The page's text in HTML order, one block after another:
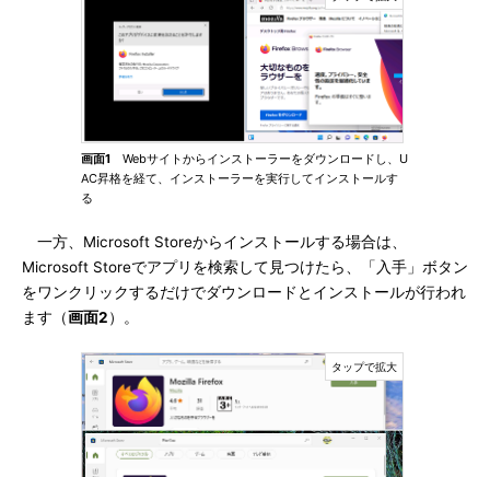
画面1 Webサイトからインストーラーをダウンロードし、U
AC昇格を経て、インストーラーを実行してインストールす
る
一方、Microsoft Storeからインストールする場合は、
Microsoft Storeでアプリを検索して見つけたら、「入手」ボタン
をワンクリックするだけでダウンロードとインストールが行われ
ます（画面2）。